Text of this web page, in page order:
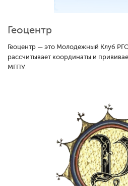
Геоцентр
Геоцентр — это Молодежный Клуб
рассчитывает координаты и
МГПУ.